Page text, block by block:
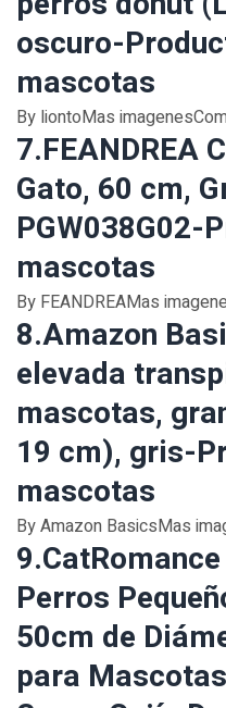
oscuro-
mascotas
By liontoMas
7.FEANDREA
Gato, 60 cm,
PGW038G02-
mascotas
By FEANDREAMas
8.Amazon
elevada
mascotas,
19 cm), gris-
mascotas
By Amazon BasicsMas
Perros
50cm de
para